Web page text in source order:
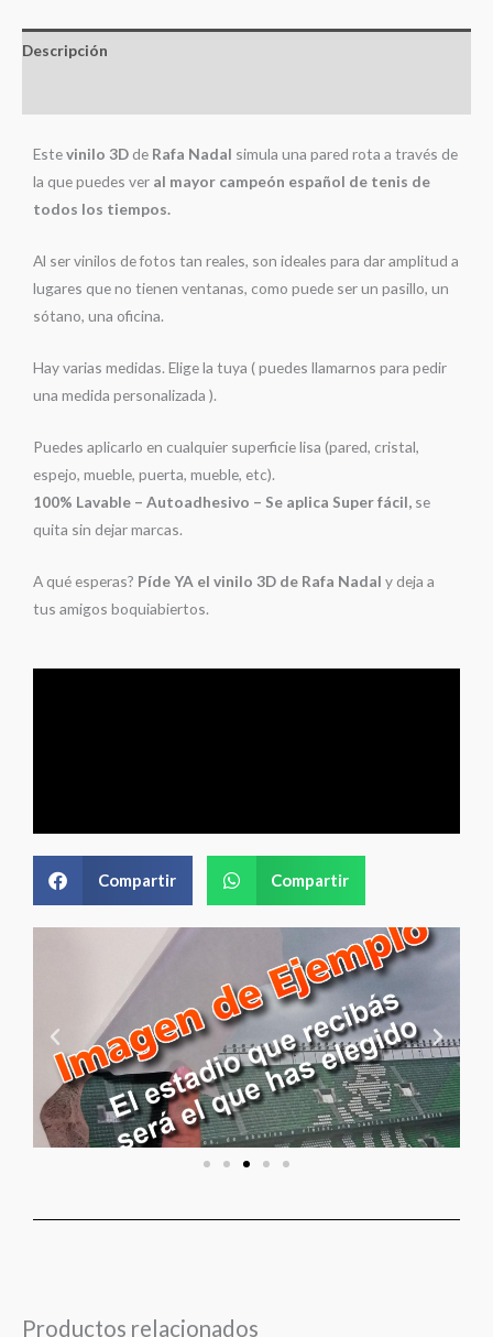
Descripción
Estevinilo 3D de Rafa Nadal simula una pared rota a través de
la que puedes ver al mayor campeón español de tenis de
todos los tiempos.
Al ser vinilos de fotos tan reales, son ideales para dar amplitud a
lugares que no tienen ventanas, como puede ser un pasillo, un
sótano, una oficina.
Hay varias medidas. Elige la tuya ( puedes llamarnos para pedir
una medida personalizada ).
Puedes aplicarlo en cualquier superficie lisa (pared, cristal,
espejo, mueble, puerta, mueble, etc).
100% Lavable – Autoadhesivo – Se aplica Super fácil, se
quita sin dejar marcas.
A qué esperas? Píde YA el vinilo 3D de Rafa Nadal y deja a
tus amigos boquiabiertos.
Compartir Compartir
Productos relacionados